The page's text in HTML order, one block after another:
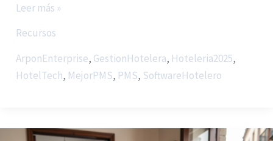
Leer más »
Recursos
ArponEnterprise, GestionHotelera, Hoteleria2025,
HotelTech, MejorPMS, PMS, SoftwareHotelero
CFDI